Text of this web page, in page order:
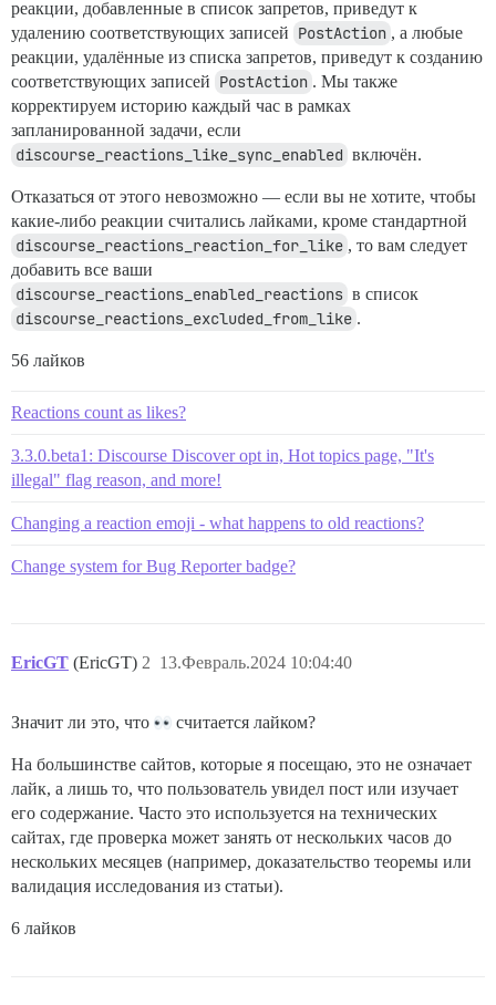
реакции, добавленные в список запретов, приведут к
удалению соответствующих записей PostAction , а любые
реакции, удалённые из списка запретов, приведут к созданию
соответствующих записей PostAction . Мы также
корректируем историю каждый час в рамках
запланированной задачи, если
discourse_reactions_like_sync_enabled включён.
Отказаться от этого невозможно — если вы не хотите, чтобы
какие-либо реакции считались лайками, кроме стандартной
discourse_reactions_reaction_for_like , то вам следует
добавить все ваши
discourse_reactions_enabled_reactions в список
discourse_reactions_excluded_from_like .
56 лайков
Reactions count as likes?
3.3.0.beta1: Discourse Discover opt in, Hot topics page, "It's
illegal" flag reason, and more!
Changing a reaction emoji - what happens to old reactions?
Change system for Bug Reporter badge?
EricGT (EricGT) 13.Февраль.2024 10:04:40
2
Значит ли это, что считается лайком?
На большинстве сайтов, которые я посещаю, это не означает
лайк, а лишь то, что пользователь увидел пост или изучает
его содержание. Часто это используется на технических
сайтах, где проверка может занять от нескольких часов до
нескольких месяцев (например, доказательство теоремы или
валидация исследования из статьи).
6 лайков